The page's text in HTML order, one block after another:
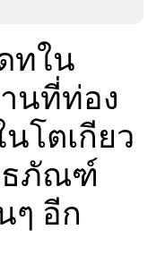
r
m
o
d
e
ทใน
นที่ท่อง
โตเกียว
ธภัณฑ์
ๆ อีก